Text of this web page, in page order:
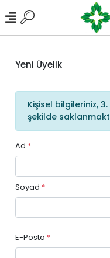
Yeni Üyelik
Kişisel bilgileriniz,
şekilde
Ad *
Soyad *
E-Posta *